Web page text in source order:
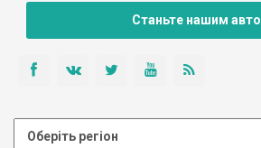
Станьте нашим